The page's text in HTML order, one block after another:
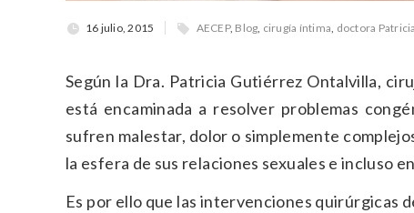
16 julio, 2015 AECEP, Blog, cirugía íntima, doctora
Según la​ Dra. Patricia Gutiérrez Ontalvilla​,
está encaminada a resolver problemas
sufren malestar, dolor o simplemente
la esfera de sus relaciones sexuales e incluso
Es por ello que las intervenciones quirúrgicas